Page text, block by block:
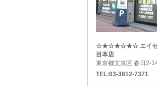
☆★☆★☆★☆ エイセ
目本店
東京都文京区 春日2-
TEL:03-3812-7371